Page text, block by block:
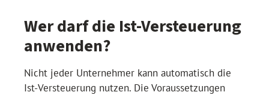
Wer darf die Ist-Versteuerung
anwenden?
Nicht jeder Unternehmer kann automatisch die
Ist-Versteuerung nutzen. Die Voraussetzungen